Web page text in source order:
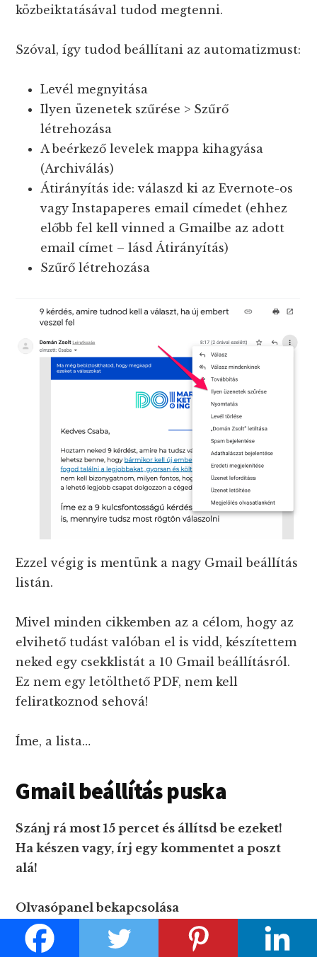
közbeiktatásával tudod megtenni.
Szóval, így tudod beállítani az automatizmust:
Levél megnyitása
Ilyen üzenetek szűrése > Szűrő
létrehozása
A beérkező levelek mappa kihagyása
(Archiválás)
Átirányítás ide: válaszd ki az Evernote-os
vagy Instapaperes email címedet (ehhez
előbb fel kell vinned a Gmailbe az adott
email címet – lásd Átirányítás)
Szűrő létrehozása
Ezzel végig is mentünk a nagy Gmail beállítás
listán.
Mivel minden cikkemben az a célom, hogy az
elvihető tudást valóban el is vidd, készítettem
neked egy csekklistát a 10 Gmail beállításról.
Ez nem egy letölthető PDF, nem kell
feliratkoznod sehová!
Íme, a lista…
Gmail beállítás puska
Szánj rá most 15 percet és állítsd be ezeket!
Ha készen vagy, írj egy kommentet a poszt
alá!
Olvasópanel bekapcsolása
Beállítások > Beérkező levelek >